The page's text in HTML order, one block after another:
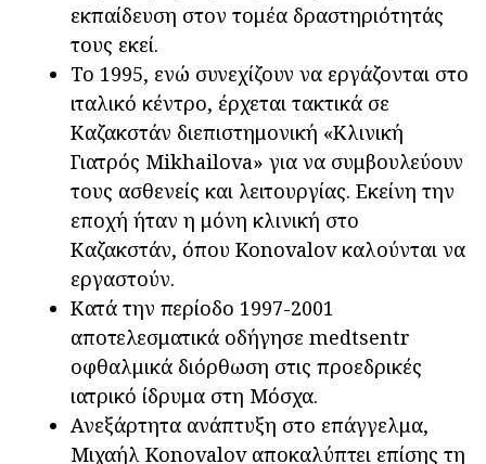
εκπαίδευση στον τομέα δραστηριότητάς
τους εκεί.
Το 1995, ενώ συνεχίζουν να εργάζονται στο
ιταλικό κέντρο, έρχεται τακτικά σε
Καζακστάν διεπιστημονική «Κλινική
Γιατρός Mikhailova» για να συμβουλεύουν
τους ασθενείς και λειτουργίας. Εκείνη την
εποχή ήταν η μόνη κλινική στο
Καζακστάν, όπου Konovalov καλούνται να
εργαστούν.
Κατά την περίοδο 1997-2001
αποτελεσματικά οδήγησε medtsentr
οφθαλμικά διόρθωση στις προεδρικές
ιατρικό ίδρυμα στη Μόσχα.
Ανεξάρτητα ανάπτυξη στο επάγγελμα,
Μιχαήλ Konovalov αποκαλύπτει επίσης τη